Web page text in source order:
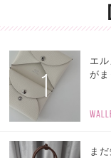
1
エ
が
ま